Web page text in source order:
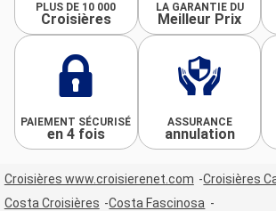
PLUS DE 10 000
Croisières
LA GARANTIE DU
Meilleur Prix
PAIEMENT SÉCURISÉ
en 4 fois
ASSURANCE
annulation
Croisières www.croisierenet.com
Croisières
Costa Croisières
Costa Fascinosa